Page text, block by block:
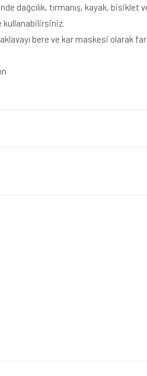
dağcılık, tırmanış, kayak, bisiklet
kullanabilirsiniz.
bere ve kar maskesi olarak